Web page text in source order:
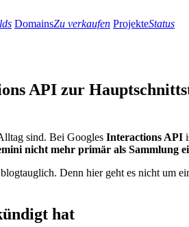
DomainsZu verkaufen ProjekteStatus
API zur
sind. Bei Googles Interactions API
nicht mehr primär als Sammlung
Denn hier geht es nicht um
hat